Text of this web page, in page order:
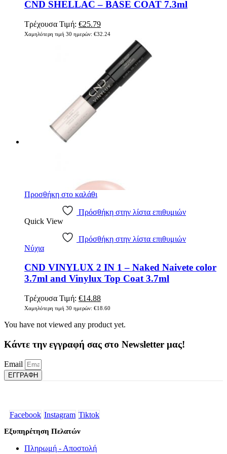
CND SHELLAC – BASE COAT 7.3ml
Τρέχουσα Τιμή: Original
price
€25.79Η
τρέχουσα
€25.79.
Χαμηλότερη τιμή 30 ημερών: €32.24
Προσθήκη στο καλάθι
Πρόσθήκη στην λίστα επιθυμιών
Quick View
Πρόσθήκη στην λίστα επιθυμιών
Νύχια
CND VINYLUX 2 IN 1 – Naked Naivete color
3.7ml and Vinylux Top Coat 3.7ml
Τρέχουσα Τιμή: Original
price
€18.60.
€14.88Η
τρέχουσα
είναι:
Χαμηλότερη τιμή 30 ημερών: €18.60
You have not viewed any product yet.
Κάντε την εγγραφή σας στο Newsletter μας!
Email
ΕΓΓΡΑΦΗ
Facebook Instagram Tiktok
Εξυπηρέτηση Πελατών
Πληρωμή - Αποστολή